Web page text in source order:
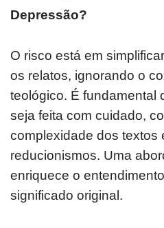
Depressão?
O risco está em
os relatos, ignorando o
teológico. É fundamental
seja feita com cuidado,
complexidade dos textos
reducionismos. Uma
enriquece o
significado original.